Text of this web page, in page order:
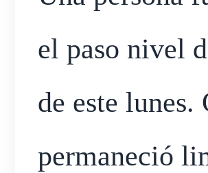
el paso nivel
de este
permaneció